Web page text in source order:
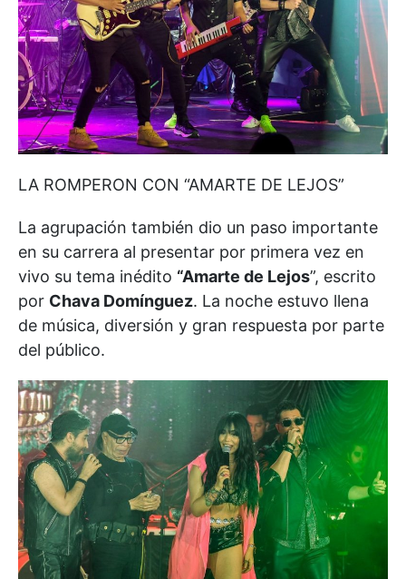
LA ROMPERON CON “AMARTE DE LEJOS”
La agrupación también dio un paso importante
en su carrera al presentar por primera vez en
vivo su tema inédito “Amarte de Lejos”, escrito
por Chava Domínguez. La noche estuvo llena
de música, diversión y gran respuesta por parte
del público.